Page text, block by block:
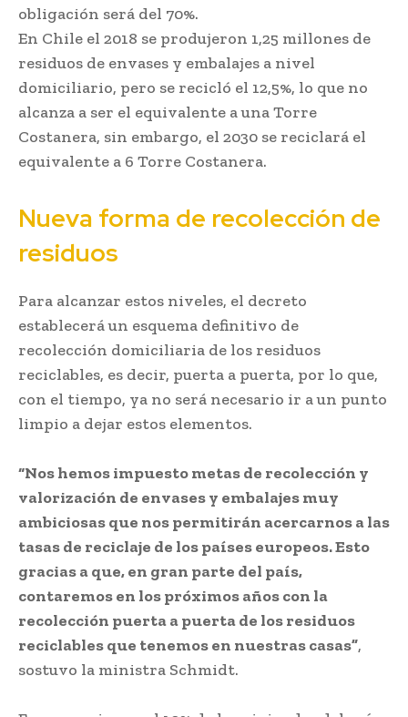
obligación será del 70%.
En Chile el 2018 se produjeron 1,25 millones de
residuos de envases y embalajes a nivel
domiciliario, pero se recicló el 12,5%, lo que no
alcanza a ser el equivalente a una Torre
Costanera, sin embargo, el 2030 se reciclará el
equivalente a 6 Torre Costanera.
Nueva forma de recolección de
residuos
Para alcanzar estos niveles, el decreto
establecerá un esquema definitivo de
recolección domiciliaria de los residuos
reciclables, es decir, puerta a puerta, por lo que,
con el tiempo, ya no será necesario ir a un punto
limpio a dejar estos elementos.
“Nos hemos impuesto metas de recolección y
valorización de envases y embalajes muy
ambiciosas que nos permitirán acercarnos a las
tasas de reciclaje de los países europeos. Esto
gracias a que, en gran parte del país,
contaremos en los próximos años con la
recolección puerta a puerta de los residuos
reciclables que tenemos en nuestras casas”,
sostuvo la ministra Schmidt.